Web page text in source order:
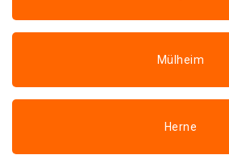
Mülheim
Herne